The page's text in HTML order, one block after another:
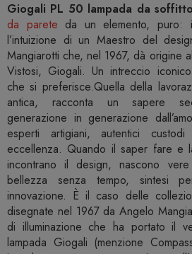
Giogali PL 50 lampada da soffitto
da parete da un elemento, puro:
l’intuizione di un Maestro del
Mangiarotti che, nel 1967, dà origine
Vistosi, Giogali. Un intreccio
che si preferisce.Quella della
antica, racconta un sapere
generazione in generazione
esperti artigiani, autentici
eccellenza. Quando il saper fare e
incontrano il design, nascono
bellezza senza tempo, sintesi
innovazione. È il caso delle
disegnate nel 1967 da Angelo
di illuminazione che ha portato il
lampada Giogali (menzione